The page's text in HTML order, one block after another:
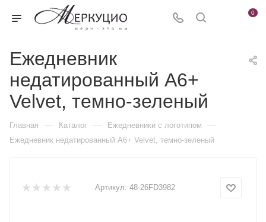
0
Ежедневник
недатированный А6+
Velvet, темно-зеленый
Главная — Каталог — Ежедневники c логотипом —
Ежедневник недатированный А6+ Velvet, темно-зеленый
Артикул: 48-26FD3982